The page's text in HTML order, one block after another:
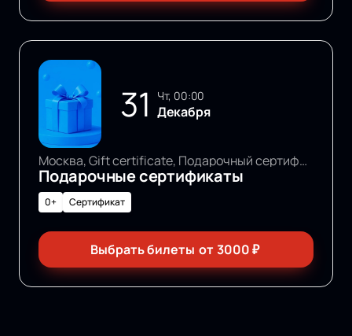
31 чт, 00:00
Декабря
Москва, Gift certificate, Подарочный сертификат
Подарочные сертификаты
0+ Сертификат
Выбрать билеты от 3000₽